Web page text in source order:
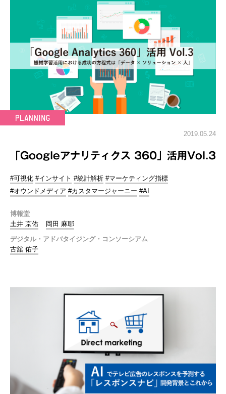
2019.05.24
「Googleアナリティクス 360」活用Vol.3
#可視化 #インサイト #統計解析 #マーケティング指標
#オウンドメディア #カスタマージャーニー #AI
博報堂
土井 京佑
岡田 麻耶
デジタル・アドバタイジング・コンソーシアム
古舘 佑子